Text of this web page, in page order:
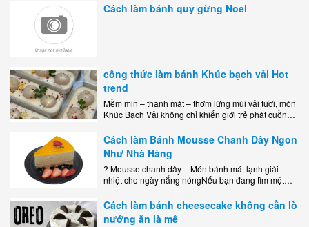
Cách làm bánh quy gừng Noel
công thức làm bánh Khúc bạch vải Hot
trend
Mềm mịn – thanh mát – thơm lừng mùi vải tươi, món
Khúc Bạch Vải không chỉ khiến giới trẻ phát cuồng
Cách làm Bánh Mousse Chanh Dây Ngon
Như Nhà Hàng
? Mousse chanh dây – Món bánh mát lạnh giải
nhiệt cho ngày nắng nóngNếu bạn đang tìm một
dễ..
Cách làm bánh cheesecake không cần lò
nướng ăn là mê